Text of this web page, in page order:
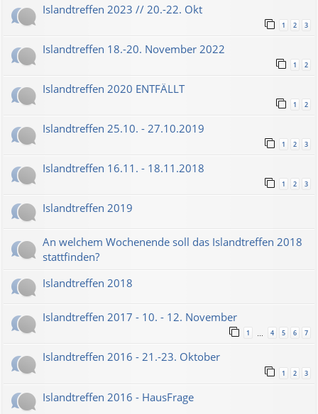
Islandtreffen 2023 // 20.-22. Okt
1 2 3
Islandtreffen 18.-20. November 2022
1 2
Islandtreffen 2020 ENTFÄLLT
1 2
Islandtreffen 25.10. - 27.10.2019
1 2 3
Islandtreffen 16.11. - 18.11.2018
1 2 3
Islandtreffen 2019
An welchem Wochenende soll das Islandtreffen 2018
stattfinden?
Islandtreffen 2018
Islandtreffen 2017 - 10. - 12. November
1 … 4 5 6 7
Islandtreffen 2016 - 21.-23. Oktober
1 2 3
Islandtreffen 2016 - HausFrage